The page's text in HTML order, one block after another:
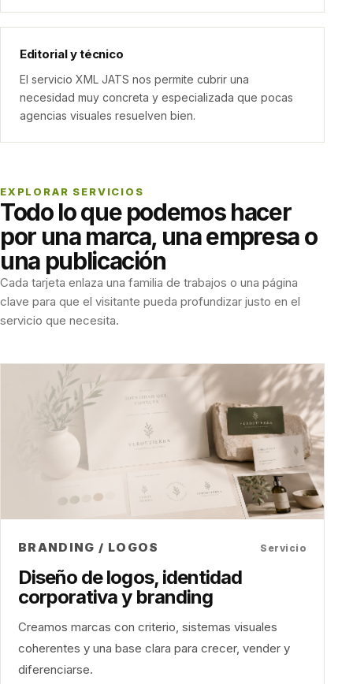
Editorial y técnico
El servicio XML JATS nos permite cubrir una
necesidad muy concreta y especializada que pocas
agencias visuales resuelven bien.
EXPLORAR SERVICIOS
Todo lo que podemos hacer
por una marca, una empresa o
una publicación
Cada tarjeta enlaza una familia de trabajos o una página
clave para que el visitante pueda profundizar justo en el
servicio que necesita.
BRANDING / LOGOS Servicio
Diseño de logos, identidad
corporativa y branding
Creamos marcas con criterio, sistemas visuales
coherentes y una base clara para crecer, vender y
diferenciarse.